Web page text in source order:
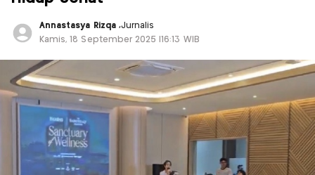
Annastasya Rizqa ,Jurnalis
Kamis, 18 September 2025 |16:13 WIB